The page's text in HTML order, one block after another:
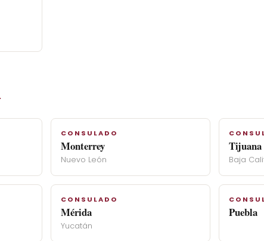
CONSULADO
Monterrey
Nuevo León
Tijuana
Baja
CONSULADO
Mérida
Yucatán
Puebla